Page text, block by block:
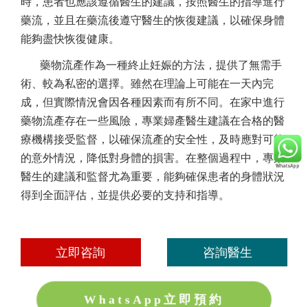
藥流，並且在藥流後遵守醫生的恢復建議，以確保身體
能夠盡快恢復健康。
藥物流產作為一種終止妊娠的方法，提供了無需手
術、較為私密的選擇。雖然在理論上可能在一天內完
成，但實際情況會因各種因素而有所不同。在家中進行
藥物流產存在一些風險，專業婦產醫生建議在合格的醫
療機構接受監督，以確保流產的安全性，及時應對可能
的意外情況，降低對身體的損害。在整個過程中，專業
醫生的建議和監督尤為重要，能夠確保患者的身體狀況
得到全面評估，並提供必要的支持和指導。
立即咨詢 咨詢醫生
WhatsApp立即預約